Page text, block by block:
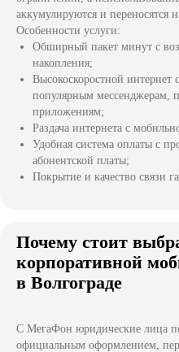
аккумулируются и переносятся
Особенности услуги:
Обширный пакет минут с
накопления;
Высокоскоростной
популярным мессенджерам,
приложениям;
Раздача интернета с
Удобная система оплаты с
абонентской платы;
Покрытие и качество связи
Почему стоит
корпоративной
в Волгограде
С МегаФон юридические лица
официальным оформлением,
сайта запрещено